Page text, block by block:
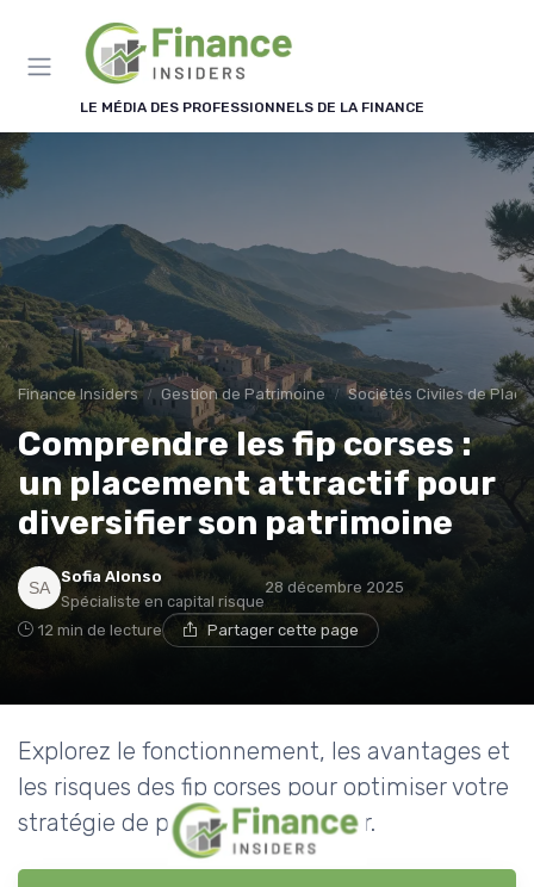
LE MÉDIA DES PROFESSIONNELS DE LA FINANCE
Finance Insiders Gestion de Patrimoine Sociétés Civiles de
Comprendre les fip corses :
un placement attractif pour
diversifier son patrimoine
Sofia Alonso
Spécialiste en capital risque
28 décembre 2025
12 min de lecture Partager cette page
Explorez le fonctionnement, les avantages et
les risques des fip corses pour optimiser votre
stratégie de placement financier.